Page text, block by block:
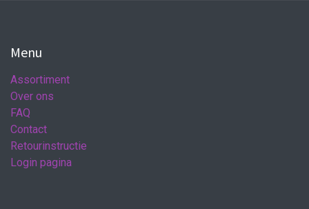
Menu
Assortiment
Over ons
FAQ
Contact
Retourinstructie
Login pagina